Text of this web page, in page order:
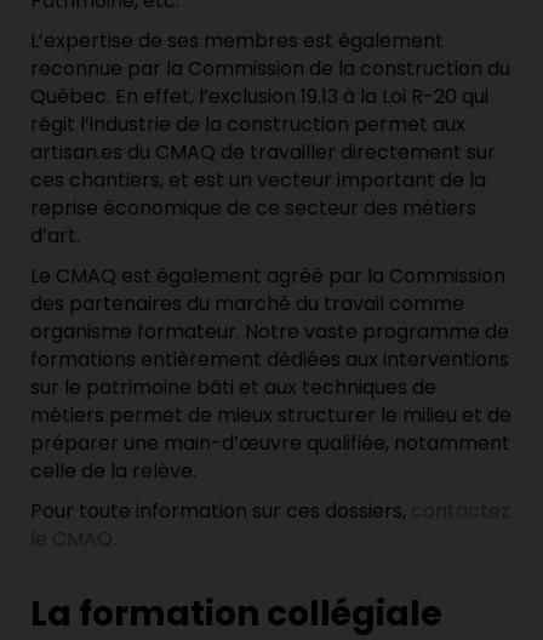
L’expertise de ses membres est également
reconnue par la Commission de la construction du
Québec. En effet, l’exclusion 19.13 à la Loi R-20 qui
régit l’industrie de la construction permet aux
artisan.es du CMAQ de travailler directement sur
ces chantiers, et est un vecteur important de la
reprise économique de ce secteur des métiers
d’art.
Le CMAQ est également agréé par la Commission
des partenaires du marché du travail comme
organisme formateur. Notre vaste programme de
formations entièrement dédiées aux interventions
sur le patrimoine bâti et aux techniques de
métiers permet de mieux structurer le milieu et de
préparer une main-d’œuvre qualifiée, notamment
celle de la relève.
Pour toute information sur ces dossiers,
.
La formation collégiale